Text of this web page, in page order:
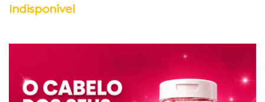
Indisponível